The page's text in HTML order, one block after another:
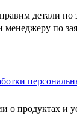
детали по
менеджеру по
о продуктах